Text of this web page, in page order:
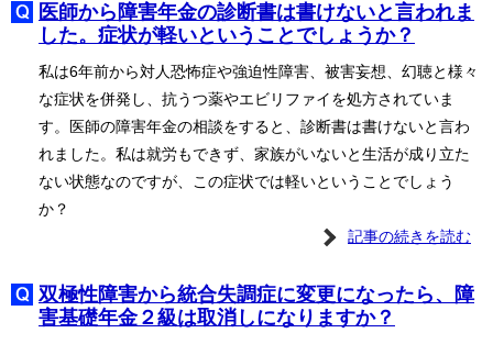
医師から障害年金の診断書は書けないと言われま
した。症状が軽いということでしょうか？
私は6年前から対人恐怖症や強迫性障害、被害妄想、幻聴と様々
な症状を併発し、抗うつ薬やエビリファイを処方されていま
す。医師の障害年金の相談をすると、診断書は書けないと言わ
れました。私は就労もできず、家族がいないと生活が成り立た
ない状態なのですが、この症状では軽いということでしょう
か？
記事の続きを読む
双極性障害から統合失調症に変更になったら、障
害基礎年金２級は取消しになりますか？